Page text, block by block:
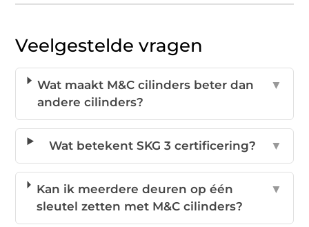
Veelgestelde vragen
Wat maakt M&C cilinders beter dan
andere cilinders?
▼
Wat betekent SKG 3 certificering? ▼
Kan ik meerdere deuren op één
sleutel zetten met M&C cilinders?
▼